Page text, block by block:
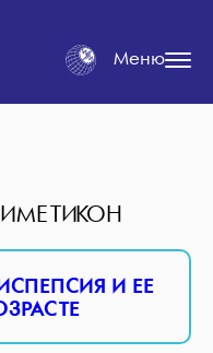
Меню
И ЕЕ